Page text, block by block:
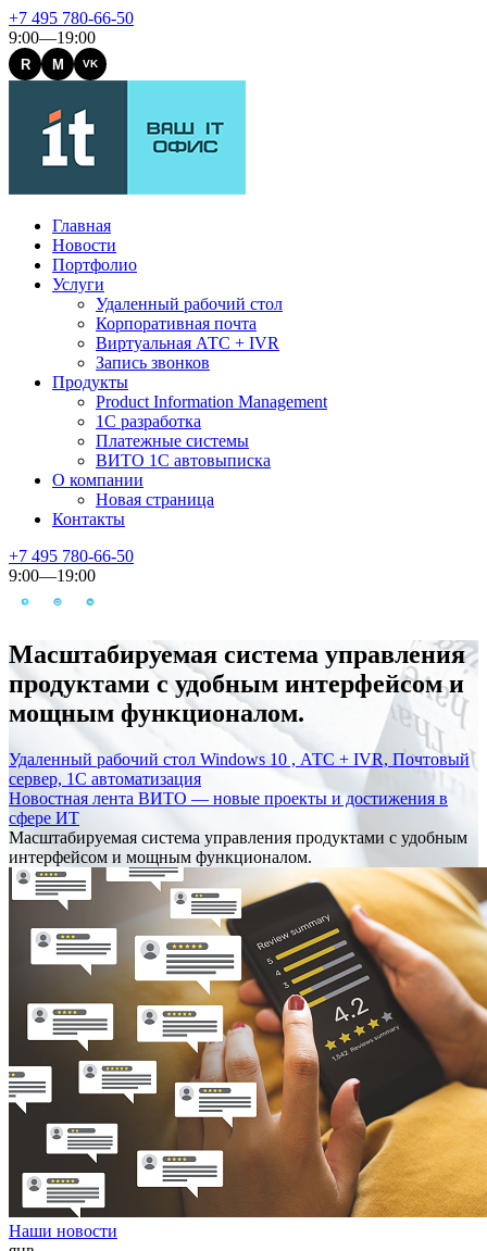
+7 495 780-66-50
9:00—19:00
R M VK
Главная
Новости
Портфолио
Услуги
Удаленный рабочий стол
Корпоративная почта
Виртуальная АТС + IVR
Запись звонков
Продукты
Product Information Management
1С разработка
Платежные системы
ВИТО 1С автовыписка
О компании
Новая страница
Контакты
+7 495 780-66-50
9:00—19:00
Масштабируемая система управления
продуктами с удобным интерфейсом и
мощным функционалом.
Удаленный рабочий стол Windows 10 , АТС + IVR, Почтовый
сервер, 1С автоматизация
Новостная лента ВИТО — новые проекты и достижения в
сфере ИТ
Масштабируемая система управления продуктами с удобным
интерфейсом и мощным функционалом.
Наши новости